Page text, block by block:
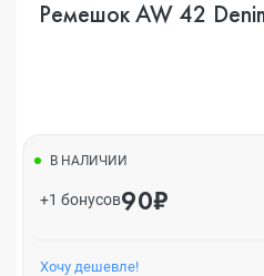
Ремешок AW 42
В НАЛИЧИИ
90₽
+1 бонусов
Хочу дешевле!